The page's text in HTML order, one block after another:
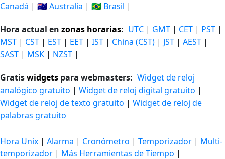
Canadá | 🇦🇺 Australia | 🇧🇷 Brasil |
Hora actual en zonas horarias: UTC | GMT | CET | PST |
MST | CST | EST | EET | IST | China (CST) | JST | AEST |
SAST | MSK | NZST |
Gratiswidgets para webmasters: Widget de reloj
analógico gratuito | Widget de reloj digital gratuito |
Widget de reloj de texto gratuito | Widget de reloj de
palabras gratuito
Hora Unix | Alarma | Cronómetro | Temporizador | Multi-
temporizador | Más Herramientas de Tiempo |